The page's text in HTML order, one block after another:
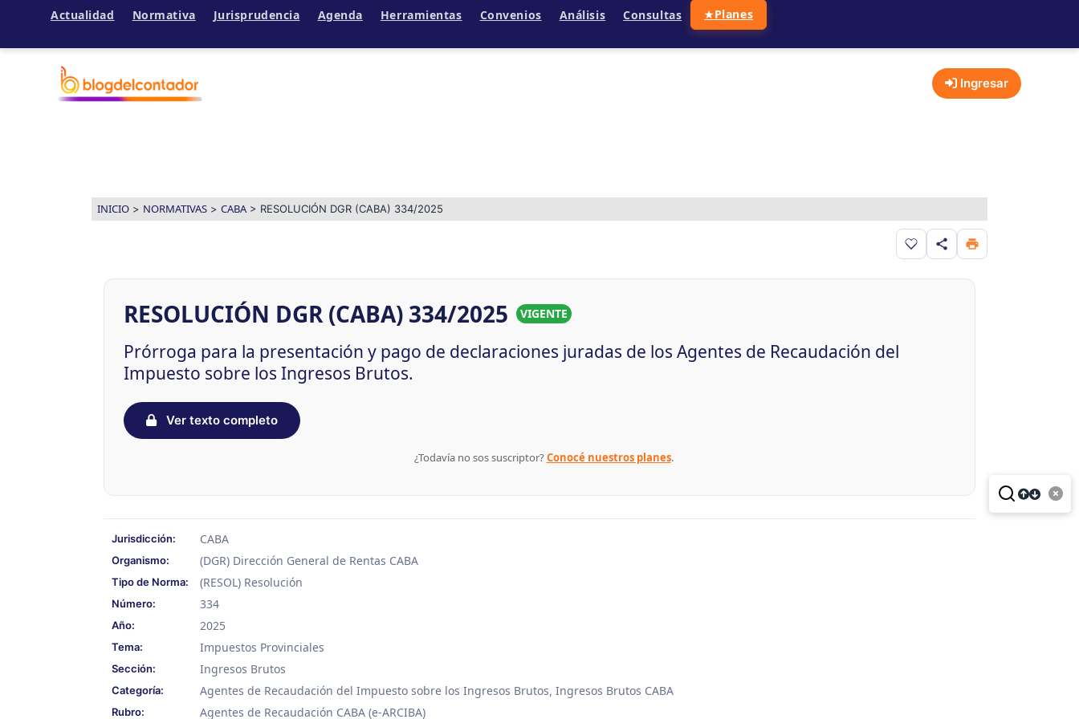
Actualidad Normativa Jurisprudencia Agenda Herramientas Convenios Análisis Consultas ★Planes
Ingresar
INICIO > NORMATIVAS > CABA> RESOLUCIÓN DGR (CABA) 334/2025
Guardar en favoritos
RESOLUCIÓN DGR (CABA) 334/2025 VIGENTE
Prórroga para la presentación y pago de declaraciones juradas de los Agentes de Recaudación del
Impuesto sobre los Ingresos Brutos.
Ver texto completo
¿Todavía no sos suscriptor?Conocé nuestros planes.
Jurisdicción: CABA
Organismo: (DGR) Dirección General de Rentas CABA
Tipo de Norma: (RESOL) Resolución
Número: 334
Año: 2025
Tema: Impuestos Provinciales
Sección: Ingresos Brutos
Categoría: Agentes de Recaudación del Impuesto sobre los Ingresos Brutos, Ingresos Brutos CABA
Rubro: Agentes de Recaudación CABA (e-ARCIBA)